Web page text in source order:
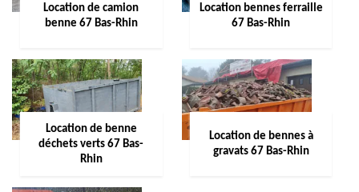
Location de camion
benne 67 Bas-Rhin
Location bennes ferraille
67 Bas-Rhin
Location de benne
déchets verts 67 Bas-
Rhin
Location de bennes à
gravats 67 Bas-Rhin